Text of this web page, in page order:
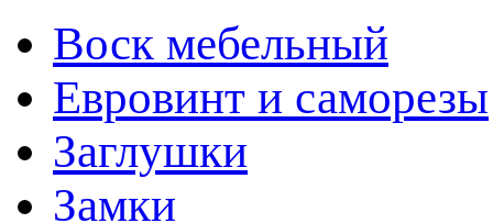
Воск мебельный
Евровинт и саморезы
Заглушки
Замки